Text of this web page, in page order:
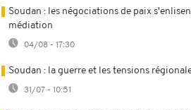
Soudan : les négociations de paix
médiation
04/08 - 17:30
Soudan : la guerre et les tensions
31/07 - 10:51